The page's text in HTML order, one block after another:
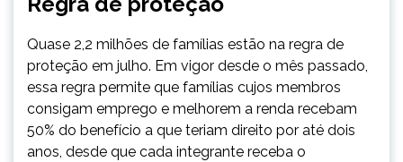
Quase 2,2 milhões de famílias estão na regra de
proteção em julho. Em vigor desde o mês passado,
essa regra permite que famílias cujos membros
consigam emprego e melhorem a renda recebam
50% do benefício a que teriam direito por até dois
anos, desde que cada integrante receba o